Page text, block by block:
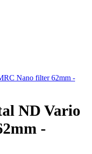
Nano filter 62mm -
ND Vario
-